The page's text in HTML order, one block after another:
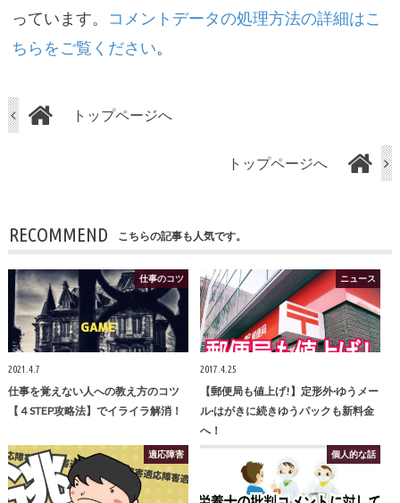
っています。 コメントデータの処理方法の詳細はこ
ちらをご覧ください。
トップページへ
トップページへ
RECOMMEND こちらの記事も人気です。
仕事のコツ
2021.4.7
仕事を覚えない人への教え方のコツ
【４STEP攻略法】でイライラ解消！
ニュース
2017.4.25
【郵便局も値上げ!】定形外·ゆうメー
ル·はがきに続きゆうパックも新料金
へ！
適応障害 個人的な話